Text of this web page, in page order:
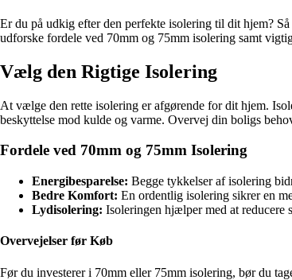
Er du på udkig efter den perfekte isolering til dit hjem?
udforske fordele ved 70mm og 75mm isolering samt
Vælg den Rigtige Isolering
At vælge den rette isolering er afgørende for dit hjem.
beskyttelse mod kulde og varme. Overvej din boligs
Fordele ved 70mm og 75mm Isolering
Energibesparelse: Begge tykkelser af isolering
Bedre Komfort: En ordentlig isolering sikrer en
Lydisolering: Isoleringen hjælper med at reducere
Overvejelser før Køb
Før du investerer i 70mm eller 75mm isolering, bør du